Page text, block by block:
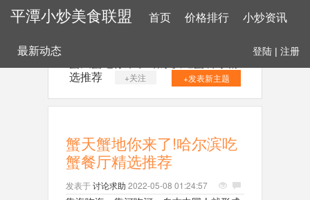
平潭小炒美食联盟 首页 价格排行 小炒资讯
最新动态 登陆 | 注册
选推荐
+关注 +发表新主题
蟹天蟹地你来了!哈尔滨吃
蟹餐厅精选推荐
发表于讨论求助 2022-05-08 01:24:57